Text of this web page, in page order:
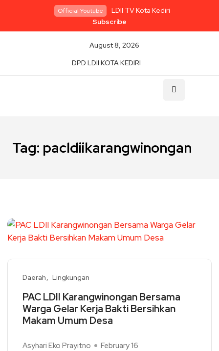
Official Youtube
LDII TV Kota Kediri
Subscribe
August 8, 2026
DPD LDII KOTA KEDIRI
Tag: pacldiikarangwinongan
Daerah Lingkungan
PAC LDII Karangwinongan Bersama
Warga Gelar Kerja Bakti Bersihkan
Makam Umum Desa
Asyhari Eko Prayitno February 16